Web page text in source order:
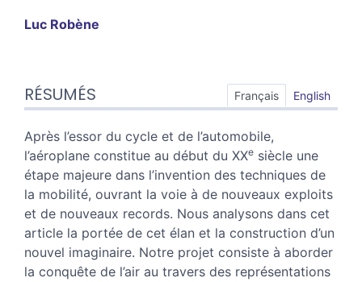
Luc Robène
Index
Plan
Texte
Bibliographie
Notes
Illustrations
Citer cet article
Auteur
RÉSUMÉS Français English
Après l’essor du cycle et de l’automobile,
l’aéroplane constitue au début du XXe siècle une
étape majeure dans l’invention des techniques de
la mobilité, ouvrant la voie à de nouveaux exploits
et de nouveaux records. Nous analysons dans cet
article la portée de cet élan et la construction d’un
nouvel imaginaire. Notre projet consiste à aborder
la conquête de l’air au travers des représentations